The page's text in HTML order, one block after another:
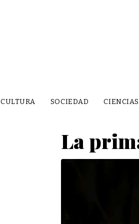
CULTURA SOCIEDAD CIENCIAS
La